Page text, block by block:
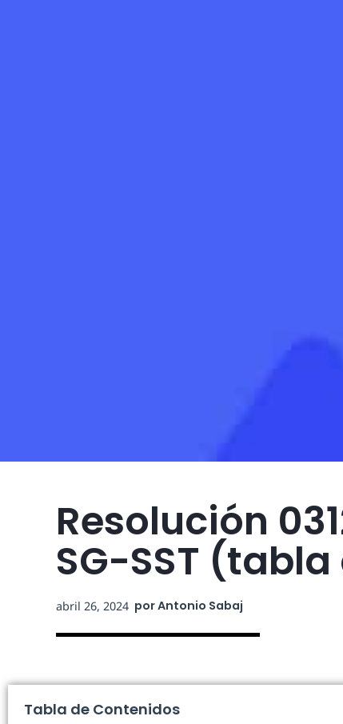
Resolución
SG-SST
abril 26, 2024 porAntonio Sabaj
Tabla de Contenidos